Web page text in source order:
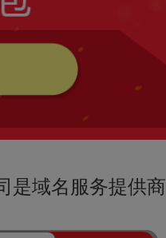
是域名服务提供商